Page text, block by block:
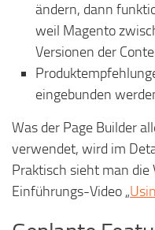
ändern, dann
weil Magento
Versionen der
eingebunden
Was der Page Builder
verwendet, wird im
Praktisch sieht man die
Einführungs-Video „